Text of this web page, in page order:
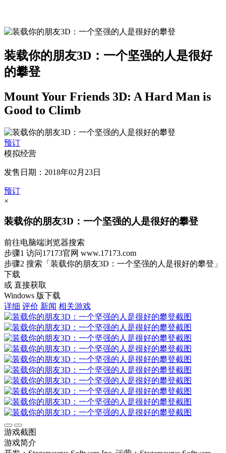
装载你的朋友3D：一个坚强的人是很好
的攀登
Mount Your Friends 3D: A Hard Man is
Good to Climb
预订
模拟经营
发售日期：2018年02月23日
预订
×
装载你的朋友3D：一个坚强的人是很好的攀登
前往电脑端浏览器搜索
步骤1 访问17173官网 www.17173.com
步骤2 搜索 「装载你的朋友3D：一个坚强的人是很好的攀登」
下载
或 直接获取
Windows 版下载
详细 评价 新闻 相关游戏
游戏截图
游戏简介